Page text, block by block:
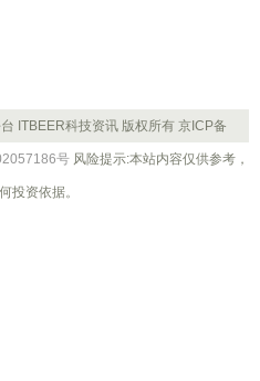
ITBEER科技资讯 版权所有 京ICP备
号 风险提示:本站内容仅供参考，
投资依据。